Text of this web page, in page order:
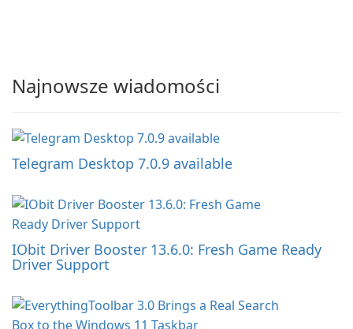
Najnowsze wiadomości
Telegram Desktop 7.0.9 available
IObit Driver Booster 13.6.0: Fresh Game Ready
Driver Support